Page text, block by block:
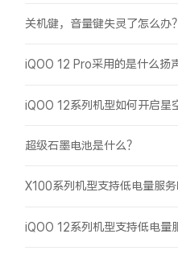
关机键，音量键失灵了怎么办？
iQOO 12 Pro采用的是什么扬
iQOO 12系列机型如何开启星
超级石墨电池是什么？
X100系列机型支持低电量服务
iQOO 12系列机型支持低电量